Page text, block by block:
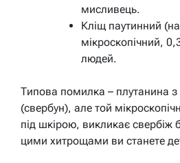
мисливець.
Кліщ паутинний
мікроскопічний,
людей.
Типова помилка – плутанина
(свербун), але той
під шкірою, викликає свербіж
цими хитрощами ви станете